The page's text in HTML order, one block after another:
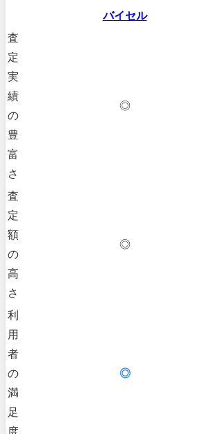
バイセル
査
定
実
績
の
豊
富
さ
◎
査
定
額
の
高
さ
◎
利
用
者
の
満
足
◎